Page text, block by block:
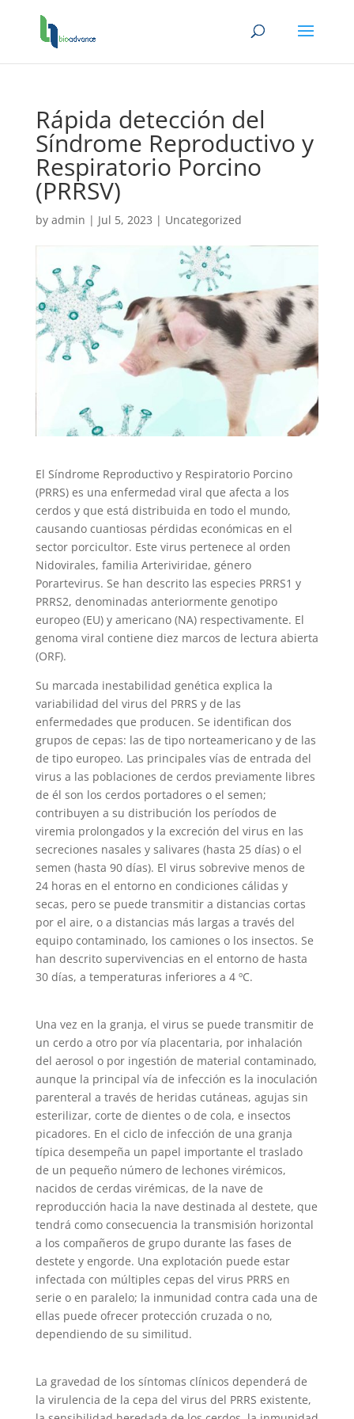
Rápida detección del
Síndrome Reproductivo y
Respiratorio Porcino
(PRRSV)
by admin | Jul 5, 2023 | Uncategorized
El Síndrome Reproductivo y Respiratorio Porcino
(PRRS) es una enfermedad viral que afecta a los
cerdos y que está distribuida en todo el mundo,
causando cuantiosas pérdidas económicas en el
sector porcicultor. Este virus pertenece al orden
Nidovirales, familia Arteriviridae, género
Porartevirus. Se han descrito las especies PRRS1 y
PRRS2, denominadas anteriormente genotipo
europeo (EU) y americano (NA) respectivamente. El
genoma viral contiene diez marcos de lectura abierta
(ORF).
Su marcada inestabilidad genética explica la
variabilidad del virus del PRRS y de las
enfermedades que producen. Se identifican dos
grupos de cepas: las de tipo norteamericano y de las
de tipo europeo. Las principales vías de entrada del
virus a las poblaciones de cerdos previamente libres
de él son los cerdos portadores o el semen;
contribuyen a su distribución los períodos de
viremia prolongados y la excreción del virus en las
secreciones nasales y salivares (hasta 25 días) o el
semen (hasta 90 días). El virus sobrevive menos de
24 horas en el entorno en condiciones cálidas y
secas, pero se puede transmitir a distancias cortas
por el aire, o a distancias más largas a través del
equipo contaminado, los camiones o los insectos. Se
han descrito supervivencias en el entorno de hasta
30 días, a temperaturas inferiores a 4 ºC.
Una vez en la granja, el virus se puede transmitir de
un cerdo a otro por vía placentaria, por inhalación
del aerosol o por ingestión de material contaminado,
aunque la principal vía de infección es la inoculación
parenteral a través de heridas cutáneas, agujas sin
esterilizar, corte de dientes o de cola, e insectos
picadores. En el ciclo de infección de una granja
típica desempeña un papel importante el traslado
de un pequeño número de lechones virémicos,
nacidos de cerdas virémicas, de la nave de
reproducción hacia la nave destinada al destete, que
tendrá como consecuencia la transmisión horizontal
a los compañeros de grupo durante las fases de
destete y engorde. Una explotación puede estar
infectada con múltiples cepas del virus PRRS en
serie o en paralelo; la inmunidad contra cada una de
ellas puede ofrecer protección cruzada o no,
dependiendo de su similitud.
La gravedad de los síntomas clínicos dependerá de
la virulencia de la cepa del virus del PRRS existente,